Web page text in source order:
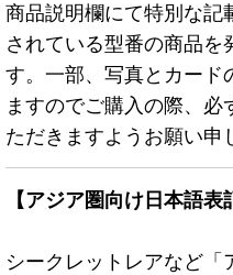
商品説明欄にて特別な記
されている型番の商品を
す。一部、写真とカード
ますのでご購入の際、
ただきますようお願い申
【アジア圏向け日本語表
シークレットレアなど